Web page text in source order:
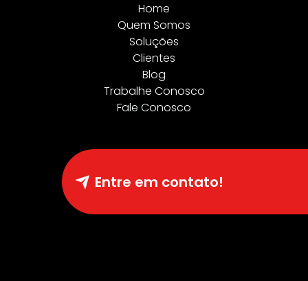
Home
Quem Somos
Soluções
Clientes
Blog
Trabalhe Conosco
Fale Conosco
Entre em contato!